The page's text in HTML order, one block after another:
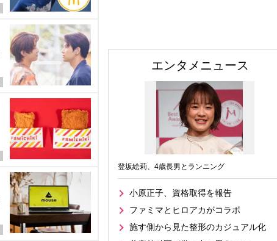
エンタメニュース
登坂絵莉、4歳長男とランニング
小原正子、資格取得を報告
ファミマとヒロアカがコラボ
施す側から見た整形のカジュアル化